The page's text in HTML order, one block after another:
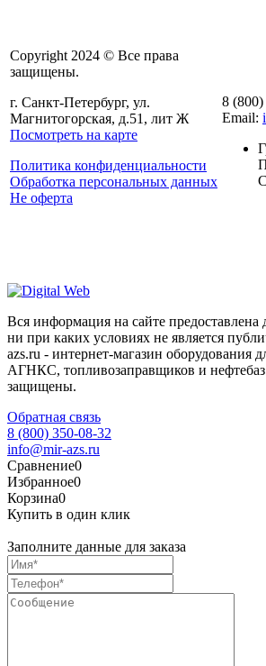
Copyright 2024 © Все права
защищены.
г. Санкт-Петербург, ул.
Магнитогорская, д.51, лит Ж
Посмотреть на карте
Политика конфиденциальности
Обработка персональных данных
Не оферта
8
Email:
Вся информация на сайте предоставлена
ни при каких условиях не является
azs.ru - интернет-магазин оборудования
АГНКС, топливозаправщиков и
защищены.
Обратная связь
8 (800) 350-08-32
info@mir-azs.ru
Сравнение0
Избранное0
Корзина0
Купить в один клик
Заполните данные для заказа